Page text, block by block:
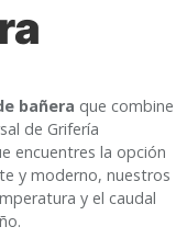
bañera que combine
de Grifería
encuentres la opción
y moderno, nuestros
y el caudal